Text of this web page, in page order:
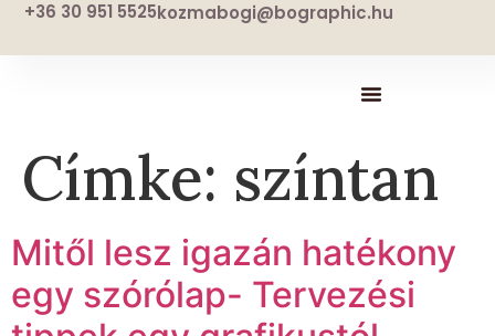
+36 30 951 5525kozmabogi@bographic.hu
Címke: színtan
Mitől lesz igazán hatékony
egy szórólap- Tervezési